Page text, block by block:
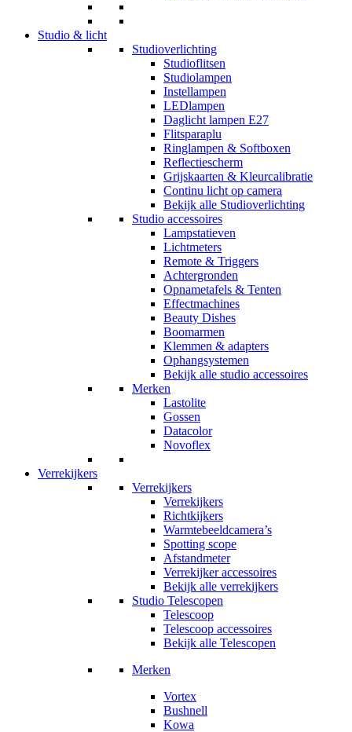
Studio & licht
Studioverlichting
Studioflitsen
Studiolampen
Instellampen
LEDlampen
Daglicht lampen E27
Flitsparaplu
Ringlampen & Softboxen
Reflectiescherm
Grijskaarten & Kleurcalibratie
Continu licht op camera
Bekijk alle Studioverlichting
Studio accessoires
Lampstatieven
Lichtmeters
Remote & Triggers
Achtergronden
Opnametafels & Tenten
Effectmachines
Beauty Dishes
Boomarmen
Klemmen & adapters
Ophangsystemen
Bekijk alle studio accessoires
Merken
Lastolite
Gossen
Datacolor
Novoflex
Verrekijkers
Verrekijkers
Verrekijkers
Richtkijkers
Warmtebeeldcamera’s
Spotting scope
Afstandmeter
Verrekijker accessoires
Bekijk alle verrekijkers
Studio Telescopen
Telescoop
Telescoop accessoires
Bekijk alle Telescopen
Merken
Vortex
Bushnell
Kowa